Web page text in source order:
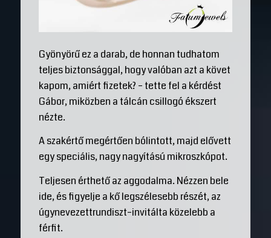
Gyönyörű ez a darab, de honnan tudhatom
teljes biztonsággal, hogy valóban azt a követ
kapom, amiért fizetek? – tette fel a kérdést
Gábor, miközben a tálcán csillogó ékszert
nézte.
A szakértő megértően bólintott, majd elővett
egy speciális, nagy nagyítású mikroszkópot.
Teljesen érthető az aggodalma. Nézzen bele
ide, és figyelje a kő legszélesebb részét, az
úgynevezettrundiszt–invitálta közelebb a
férfit.